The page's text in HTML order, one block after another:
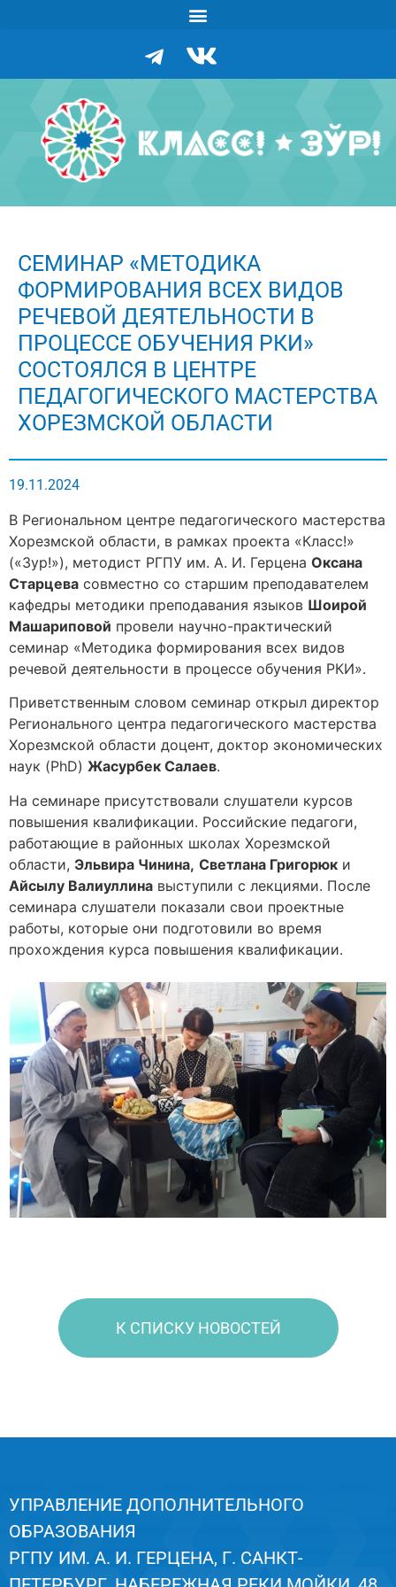
СЕМИНАР «МЕТОДИКА
ФОРМИРОВАНИЯ ВСЕХ ВИДОВ
РЕЧЕВОЙ ДЕЯТЕЛЬНОСТИ В
ПРОЦЕССЕ ОБУЧЕНИЯ РКИ»
СОСТОЯЛСЯ В ЦЕНТРЕ
ПЕДАГОГИЧЕСКОГО МАСТЕРСТВА
ХОРЕЗМСКОЙ ОБЛАСТИ
19.11.2024
В Региональном центре педагогического мастерства
Хорезмской области, в рамках проекта «Класс!»
(«Зур!»), методист РГПУ им. А. И. Герцена Оксана
Старцева совместно со старшим преподавателем
кафедры методики преподавания языков Шоирой
Машариповой провели научно-практический
семинар «Методика формирования всех видов
речевой деятельности в процессе обучения РКИ».
Приветственным словом семинар открыл директор
Регионального центра педагогического мастерства
Хорезмской области доцент, доктор экономических
наук (PhD) Жасурбек Салаев.
На семинаре присутствовали слушатели курсов
повышения квалификации. Российские педагоги,
работающие в районных школах Хорезмской
области, Эльвира Чинина, Светлана Григорюк и
Айсылу Валиуллина выступили с лекциями. После
семинара слушатели показали свои проектные
работы, которые они подготовили во время
прохождения курса повышения квалификации.
К СПИСКУ НОВОСТЕЙ
УПРАВЛЕНИЕ ДОПОЛНИТЕЛЬНОГО
ОБРАЗОВАНИЯ
РГПУ ИМ. А. И. ГЕРЦЕНА, Г. САНКТ-